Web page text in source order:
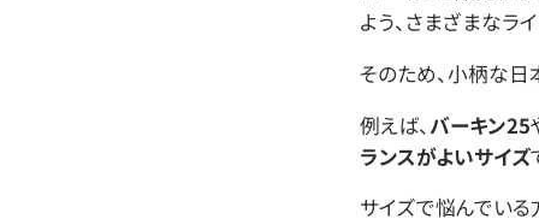
よう、さまざまなラ
そのため、小柄な日
例えば、 バーキン25
ランスがよいサイズ
サイズで悩んでい